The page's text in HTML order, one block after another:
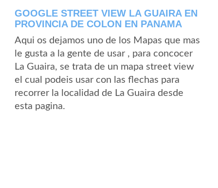
GOOGLE STREET VIEW LA GUAIRA EN
PROVINCIA DE COLON EN PANAMA
Aqui os dejamos uno de los Mapas que mas
le gusta a la gente de usar , para concocer
La Guaira, se trata de un mapa street view
el cual podeis usar con las flechas para
recorrer la localidad de La Guaira desde
esta pagina.